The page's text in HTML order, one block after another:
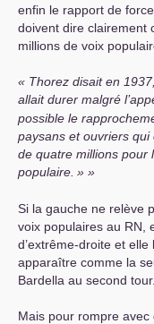
enfin le rapport de
doivent dire clairement
millions de voix
Thorez disait en
allait durer malgré
possible le
paysans et ouvriers
de quatre millions pour
populaire. »
Si la gauche ne relève
voix populaires au RN
d’extrême-droite et
apparaître comme la
Bardella au second tour.
Mais pour rompre avec